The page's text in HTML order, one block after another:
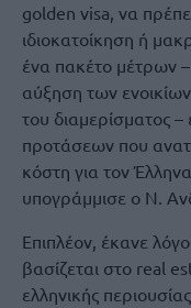
golden visa, να
ιδιοκατοίκηση ή
ένα πακέτο μέτρων
αύξηση των
του διαμερίσματος –
προτάσεων που
κόστη για τον
υπογράμμισε ο Ν.
Επιπλέον, έκανε
βασίζεται στο real
ελληνικής